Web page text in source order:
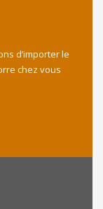
d’importer le
chez vous